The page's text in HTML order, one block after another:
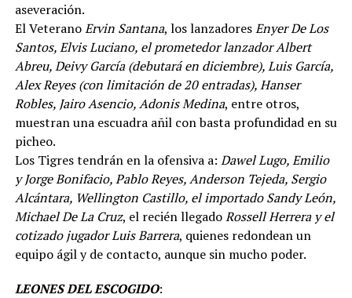
aseveración.
El VeteranoErvin Santana, los lanzadoresEnyer De Los
Santos, Elvis Luciano, el prometedor lanzador Albert
Abreu, Deivy García (debutará en diciembre), Luis García,
Alex Reyes (con limitación de 20 entradas), Hanser
Robles, Jairo Asencio, Adonis Medina, entre otros,
muestran una escuadra añil con basta profundidad en su
picheo.
Los Tigres tendrán en la ofensiva a: Dawel Lugo, Emilio
y Jorge Bonifacio, Pablo Reyes, Anderson Tejeda, Sergio
Alcántara, Wellington Castillo, el importado Sandy León,
Michael De La Cruz, el recién llegadoRossell Herrera y el
cotizado jugador Luis Barrera, quienes redondean un
equipo ágil y de contacto, aunque sin mucho poder.
LEONES DEL ESCOGIDO: